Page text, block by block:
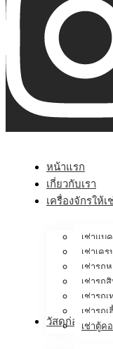
หน้าแรก
เกี่ยวกับเรา
เครื่องจักรให้เ
เช่าแบ
เช่าเค
เช่ารถ
เช่ารถ
เช่ารถ
เช่ารถ
เช่าตู้ค
วัสดุก่อสร้าง